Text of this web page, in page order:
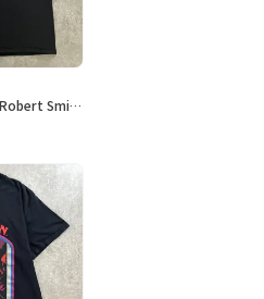
The Cure ザキュアー Robert Smith ロバートスミス プリントTシャツ メンズXL 古着 バンドTシャツ 黒色